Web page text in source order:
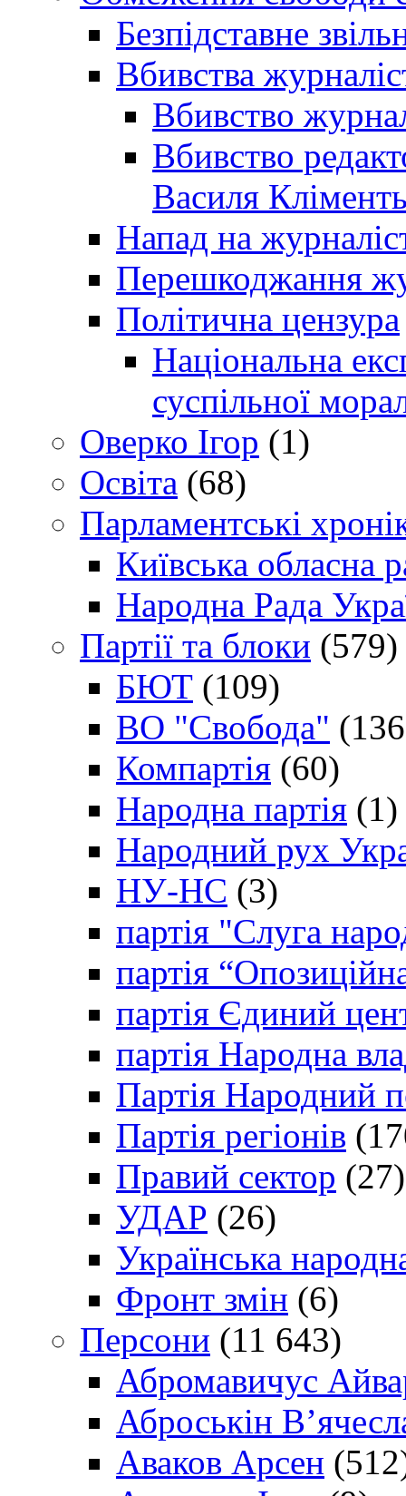
Безпідставне
Вбивства
Вбивство
Вбивство
Василя
Напад на
Перешкоджання
Політична цензура
Національна
суспільної
Оверко Ігор (1)
Освіта (68)
Парламентські
Київська обласна
Народна Рада
Партії та блоки (579)
БЮТ (109)
ВО "Свобода"
Компартія (60)
Народна партія (1)
Народний рух
НУ-НС (3)
партія "Слуга
партія
партія Єдиний
партія Народна
Партія Народний
Партія регіонів
Правий сектор (27)
УДАР (26)
Українська
Фронт змін (6)
Персони (11 643)
Абромавичус
Аброськін
Аваков Арсен